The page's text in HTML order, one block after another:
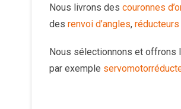
Nous livrons des couronnes
des renvoi d’angles,
Nous sélectionnons et offrons
par exemple